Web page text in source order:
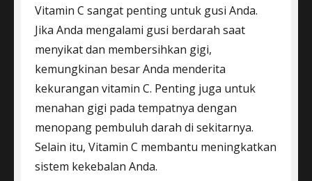
Vitamin C sangat penting untuk gusi Anda.
Jika Anda mengalami gusi berdarah saat
menyikat dan membersihkan gigi,
kemungkinan besar Anda menderita
kekurangan vitamin C. Penting juga untuk
menahan gigi pada tempatnya dengan
menopang pembuluh darah di sekitarnya.
Selain itu, Vitamin C membantu meningkatkan
sistem kekebalan Anda.